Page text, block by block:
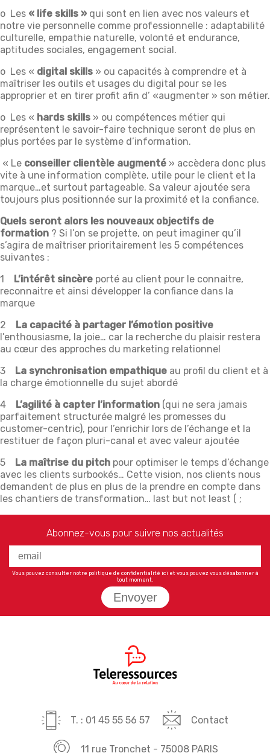
o Les « life skills » qui sont en lien avec nos valeurs et
notre vie personnelle comme professionnelle : adaptabilité
culturelle, empathie naturelle, volonté et endurance,
aptitudes sociales, engagement social.
o Les « digital skills » ou capacités à comprendre et à
maîtriser les outils et usages du digital pour se les
approprier et en tirer profit afin d’ «augmenter » son métier.
o Les « hards skills » ou compétences métier qui
représentent le savoir-faire technique seront de plus en
plus portées par le système d’information.
« Le conseiller clientèle augmenté » accèdera donc plus
vite à une information complète, utile pour le client et la
marque…et surtout partageable. Sa valeur ajoutée sera
toujours plus positionnée sur la proximité et la confiance.
Quels seront alors les nouveaux objectifs de
formation ? Si l’on se projette, on peut imaginer qu’il
s’agira de maîtriser prioritairement les 5 compétences
suivantes :
1 L’intérêt sincère porté au client pour le connaitre,
reconnaitre et ainsi développer la confiance dans la
marque
2 La capacité à partager l’émotion positive
l’enthousiasme, la joie… car la recherche du plaisir restera
au cœur des approches du marketing relationnel
3 La synchronisation empathique au profil du client et à
la charge émotionnelle du sujet abordé
4 L’agilité à capter l’information (qui ne sera jamais
parfaitement structurée malgré les promesses du
customer-centric), pour l’enrichir lors de l’échange et la
restituer de façon pluri-canal et avec valeur ajoutée
5 La maîtrise du pitch pour optimiser le temps d’échange
avec les clients surbookés… Cette vision, nos clients nous
demandent de plus en plus de la prendre en compte dans
les chantiers de transformation… last but not least ( ;
Abonnez-vous pour suivre nos actualités
Vous pouvez consulter notre politique de confidentialité ici et vous pouvez vous désabonner à
tout moment.
Envoyer
T. : 01 45 55 56 57 Contact
11 rue Tronchet - 75008 PARIS